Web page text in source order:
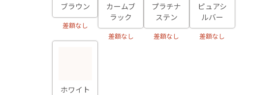
ブラウン
差額なし
カームブ
ラック
差額なし
プラチナ
ステン
差額なし
ピュアシ
ルバー
差額なし
ホワイト